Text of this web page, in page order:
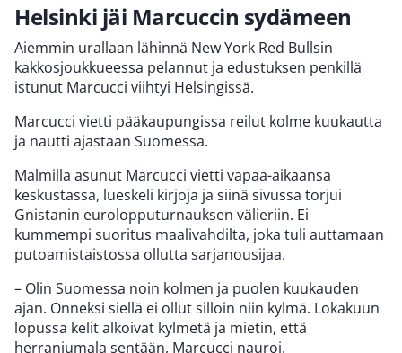
Helsinki jäi Marcuccin sydämeen
Aiemmin urallaan lähinnä New York Red Bullsin
kakkosjoukkueessa pelannut ja edustuksen penkillä
istunut Marcucci viihtyi Helsingissä.
Marcucci vietti pääkaupungissa reilut kolme kuukautta
ja nautti ajastaan Suomessa.
Malmilla asunut Marcucci vietti vapaa-aikaansa
keskustassa, lueskeli kirjoja ja siinä sivussa torjui
Gnistanin eurolopputurnauksen välieriin. Ei
kummempi suoritus maalivahdilta, joka tuli auttamaan
putoamistaistossa ollutta sarjanousijaa.
– Olin Suomessa noin kolmen ja puolen kuukauden
ajan. Onneksi siellä ei ollut silloin niin kylmä. Lokakuun
lopussa kelit alkoivat kylmetä ja mietin, että
herranjumala sentään, Marcucci nauroi.